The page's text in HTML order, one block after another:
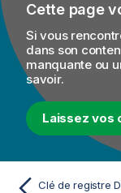
Cette page
Si vous
dans son
manquante ou
savoir.
Laissez vos
Clé de registre